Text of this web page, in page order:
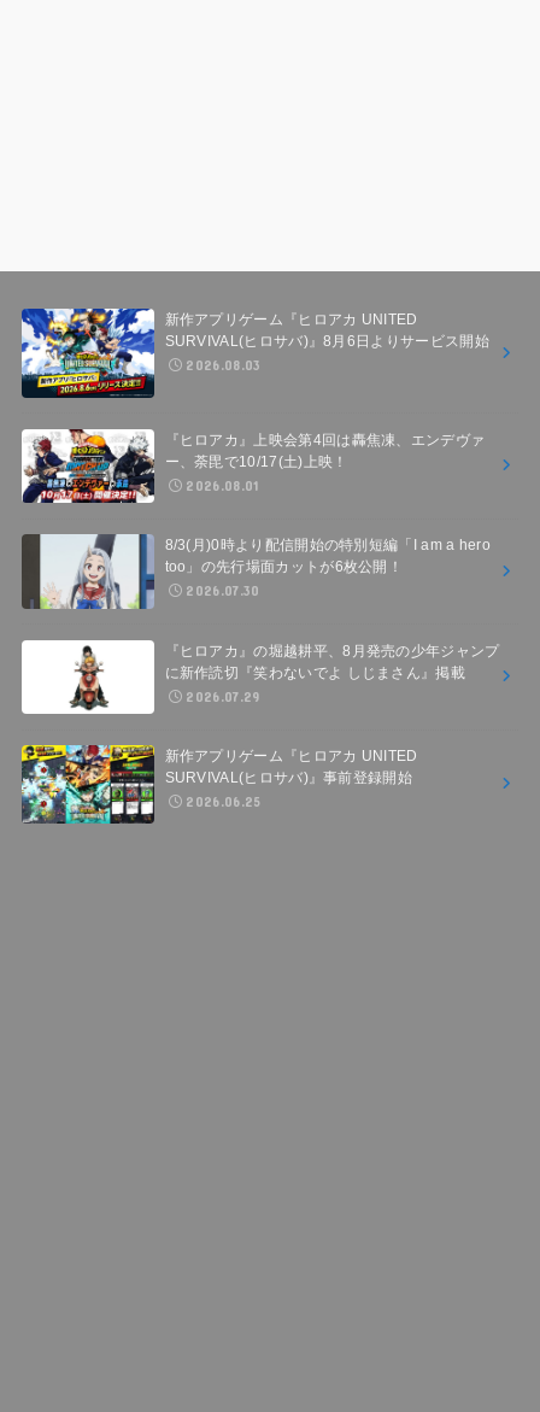
新作アプリゲーム『ヒロアカ UNITED
SURVIVAL(ヒロサバ)』8月6日よりサービス開始
2026.08.03
『ヒロアカ』上映会第4回は轟焦凍、エンデヴァ
ー、荼毘で10/17(土)上映！
2026.08.01
8/3(月)0時より配信開始の特別短編「I am a hero
too」の先行場面カットが6枚公開！
2026.07.30
『ヒロアカ』の堀越耕平、8月発売の少年ジャンプ
に新作読切『笑わないでよ しじまさん』掲載
2026.07.29
新作アプリゲーム『ヒロアカ UNITED
SURVIVAL(ヒロサバ)』事前登録開始
2026.06.25